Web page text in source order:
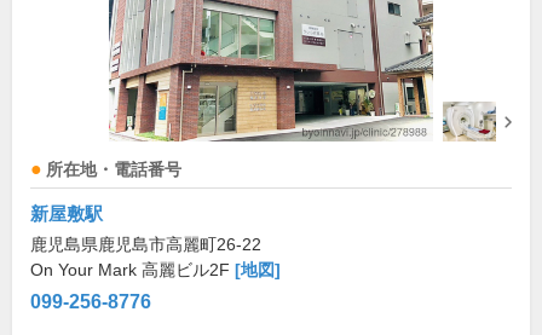
所在地・電話番号
新屋敷駅
鹿児島県鹿児島市高麗町26-22
On Your Mark 高麗ビル2F [地図]
099-256-8776